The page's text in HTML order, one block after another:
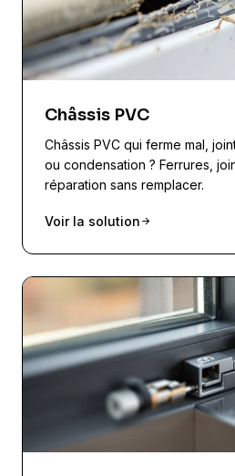
Châssis PVC
Châssis PVC qui ferme mal,
ou condensation ? Ferrures,
réparation sans remplacer.
Voir la solution